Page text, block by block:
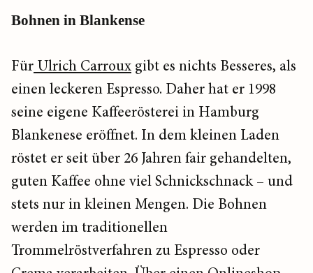
Bohnen in Blankense
Für Ulrich Carroux gibt es nichts Besseres, als
einen leckeren Espresso. Daher hat er 1998
seine eigene Kaffeerösterei in Hamburg
Blankenese eröffnet. In dem kleinen Laden
röstet er seit über 26 Jahren fair gehandelten,
guten Kaffee ohne viel Schnickschnack – und
stets nur in kleinen Mengen. Die Bohnen
werden im traditionellen
Trommelröstverfahren zu Espresso oder